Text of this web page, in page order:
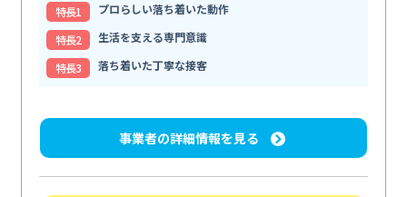
特⻑1
プロらしい落ち着いた動作
特⻑2
生活を支える専門意識
特⻑3
落ち着いた丁寧な接客
事業者の詳細情報を見る